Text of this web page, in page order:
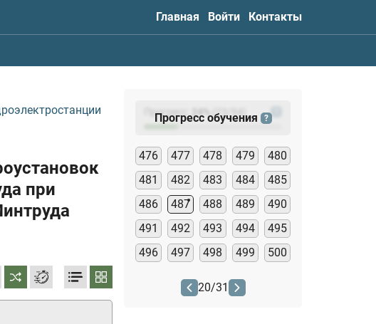
Главная Войти Контакты
при
Прогресс: (23
Прогресс обучения ?
476 477 478 479
480
481
482 483 484
485
486
487 488 489
490
491
492 493 494
495
496
497 498 499 500
20/31